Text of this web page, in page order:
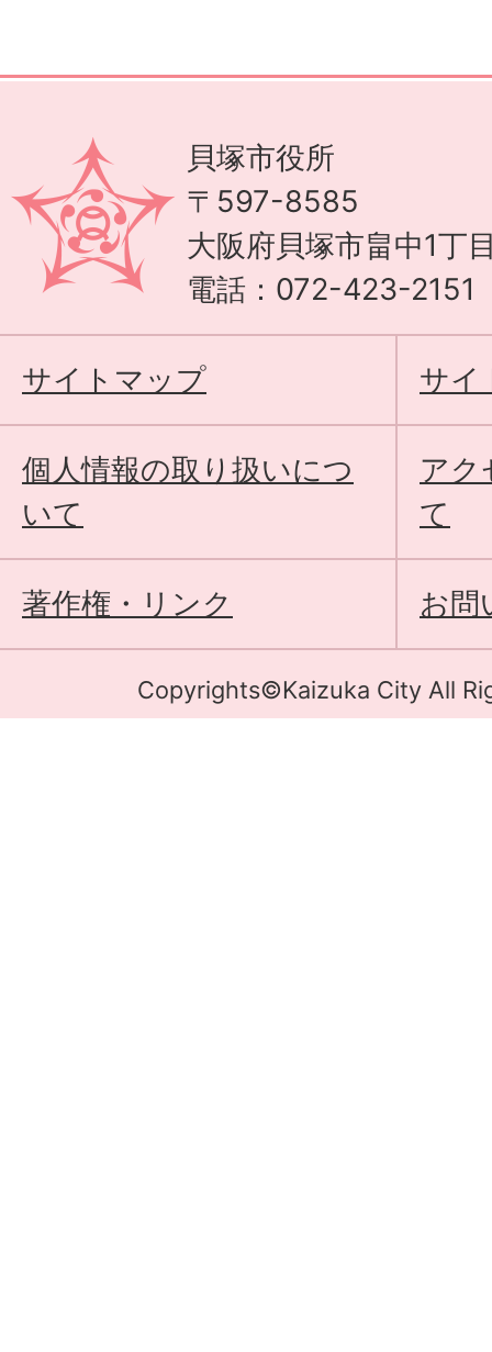
貝塚市役所
〒597-8585
大阪府貝塚市畠中1丁
電話：072-423-2151
サイトマップ サイ
個人情報の取り扱いにつ
いて
アク
て
著作権・リンク お問
Copyrights©Kaizuka City All